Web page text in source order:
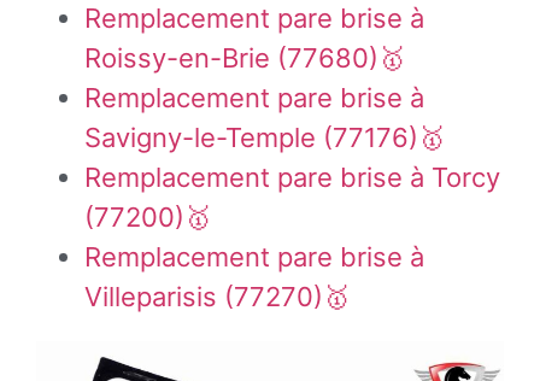
Remplacement pare brise à
Roissy-en-Brie (77680)🥇
Remplacement pare brise à
Savigny-le-Temple (77176)🥇
Remplacement pare brise à Torcy
(77200)🥇
Remplacement pare brise à
Villeparisis (77270)🥇